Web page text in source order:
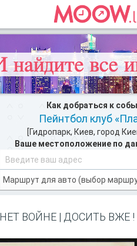
Как добраться к
Пейнтбол клуб
[Гидропарк, Киев, город
Ваше местоположение по
Moow.life
НЕТ ВОЙНЕ | ДОСИТЬ ВЖЕ !